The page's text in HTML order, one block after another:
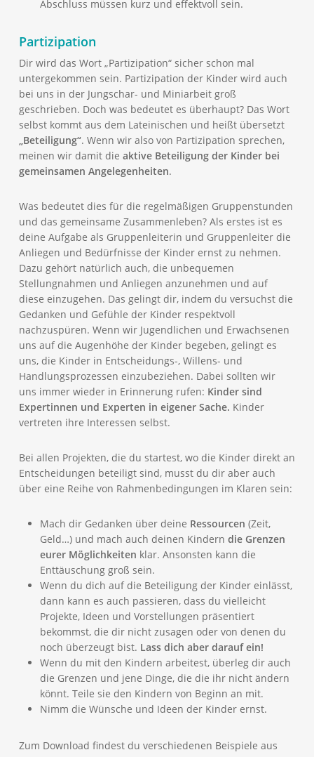
Abschluss müssen kurz und effektvoll sein.
Partizipation
Dir wird das Wort „Partizipation“ sicher schon mal
untergekommen sein. Partizipation der Kinder wird auch
bei uns in der Jungschar- und Miniarbeit groß
geschrieben. Doch was bedeutet es überhaupt? Das Wort
selbst kommt aus dem Lateinischen und heißt übersetzt
„Beteiligung“. Wenn wir also von Partizipation sprechen,
meinen wir damit die aktive Beteiligung der Kinder bei
gemeinsamen Angelegenheiten.
Was bedeutet dies für die regelmäßigen Gruppenstunden
und das gemeinsame Zusammenleben? Als erstes ist es
deine Aufgabe als Gruppenleiterin und Gruppenleiter die
Anliegen und Bedürfnisse der Kinder ernst zu nehmen.
Dazu gehört natürlich auch, die unbequemen
Stellungnahmen und Anliegen anzunehmen und auf
diese einzugehen. Das gelingt dir, indem du versuchst die
Gedanken und Gefühle der Kinder respektvoll
nachzuspüren. Wenn wir Jugendlichen und Erwachsenen
uns auf die Augenhöhe der Kinder begeben, gelingt es
uns, die Kinder in Entscheidungs-, Willens- und
Handlungsprozessen einzubeziehen. Dabei sollten wir
uns immer wieder in Erinnerung rufen: Kinder sind
Expertinnen und Experten in eigener Sache. Kinder
vertreten ihre Interessen selbst.
Bei allen Projekten, die du startest, wo die Kinder direkt an
Entscheidungen beteiligt sind, musst du dir aber auch
über eine Reihe von Rahmenbedingungen im Klaren sein:
Mach dir Gedanken über deine Ressourcen (Zeit,
Geld…) und mach auch deinen Kindern die Grenzen
eurer Möglichkeiten klar. Ansonsten kann die
Enttäuschung groß sein.
Wenn du dich auf die Beteiligung der Kinder einlässt,
dann kann es auch passieren, dass du vielleicht
Projekte, Ideen und Vorstellungen präsentiert
bekommst, die dir nicht zusagen oder von denen du
noch überzeugt bist. Lass dich aber darauf ein!
Wenn du mit den Kindern arbeitest, überleg dir auch
die Grenzen und jene Dinge, die die ihr nicht ändern
könnt. Teile sie den Kindern von Beginn an mit.
Nimm die Wünsche und Ideen der Kinder ernst.
Zum Download findest du verschiedenen Beispiele aus